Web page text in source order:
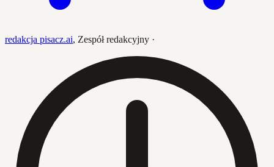
redakcja pisacz.ai, Zespół redakcyjny ·